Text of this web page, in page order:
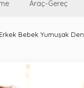
Araç-Gereç
Bebek Yumuşak